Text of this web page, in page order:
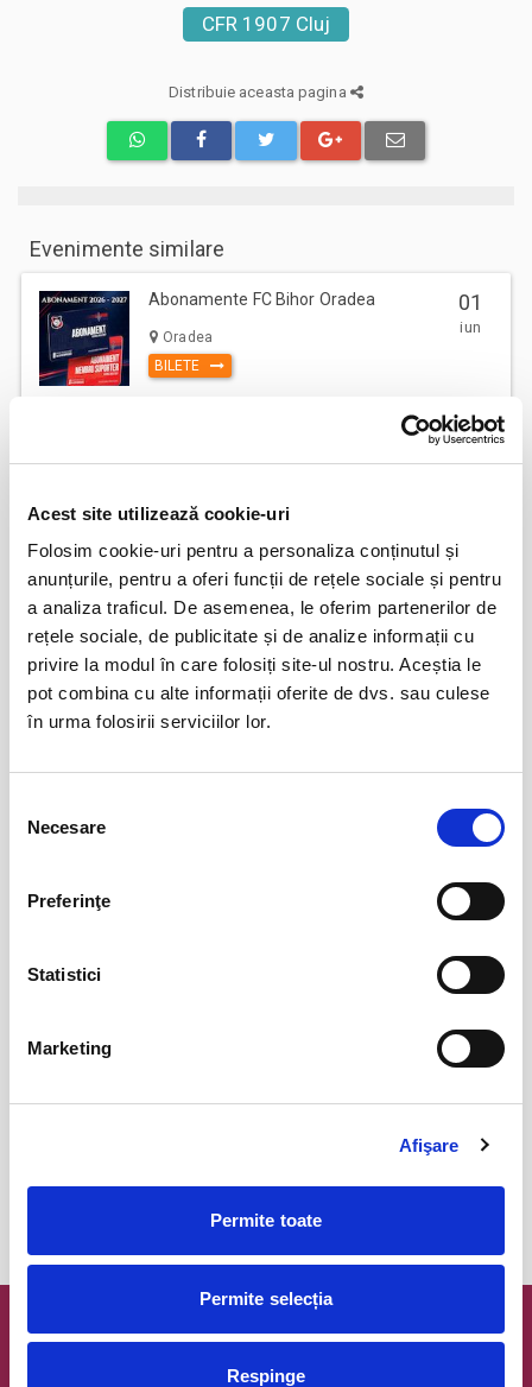
Acest site utilizează cookie-uri
Folosim cookie-uri pentru a personaliza conținutul și
anunțurile, pentru a oferi funcții de rețele sociale și pentru
a analiza traficul. De asemenea, le oferim partenerilor de
rețele sociale, de publicitate și de analize informații cu
privire la modul în care folosiți site-ul nostru. Aceștia le
pot combina cu alte informații oferite de dvs. sau culese
în urma folosirii serviciilor lor.
consimțământului
Necesare
Preferinţe
Statistici
Marketing
Afişare
Permite toate
Permite selecția
Respinge
CFR 1907 Cluj
Distribuie aceasta pagina
Evenimente similare
Abonamente FC Bihor Oradea
Oradea
BILETE
01
iun
BILETE
05
Abonamente FC Bacau 03
iul
Parking FC Вacau 04
iul
Newsletter @ Bilete.ro